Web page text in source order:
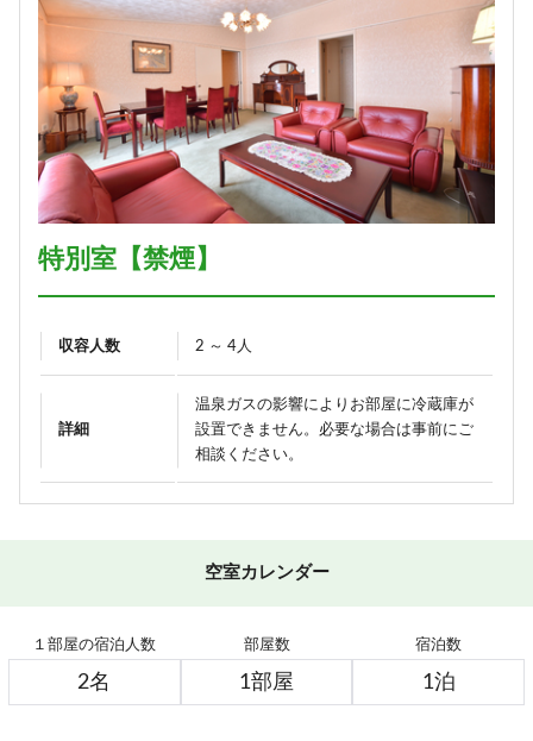
特別室【禁煙】
収容人数 2 ～ 4人
詳細
温泉ガスの影響によりお部屋に冷蔵庫が
設置できません。必要な場合は事前にご
相談ください。
空室カレンダー
１部屋の宿泊人数 部屋数 宿泊数